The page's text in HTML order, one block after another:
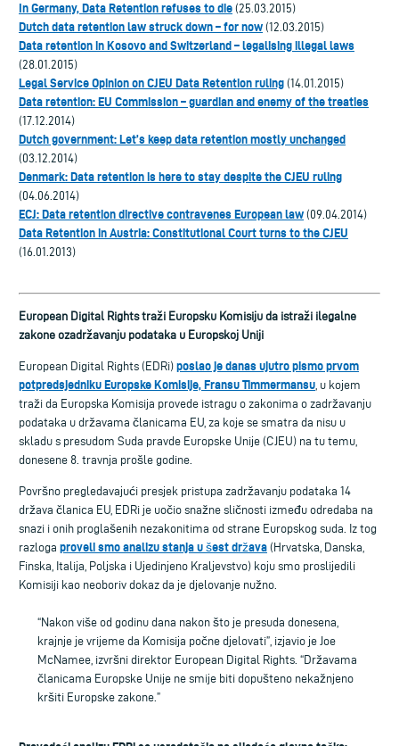
In Germany, Data Retention refuses to die (25.03.2015)
Dutch data retention law struck down – for now (12.03.2015)
Data retention in Kosovo and Switzerland – legalising illegal laws
(28.01.2015)
Legal Service Opinion on CJEU Data Retention ruling (14.01.2015)
Data retention: EU Commission – guardian and enemy of the treaties
(17.12.2014)
Dutch government: Let’s keep data retention mostly unchanged
(03.12.2014)
Denmark: Data retention is here to stay despite the CJEU ruling
(04.06.2014)
ECJ: Data retention directive contravenes European law (09.04.2014)
Data Retention in Austria: Constitutional Court turns to the CJEU
(16.01.2013)
European Digital Rights traži Europsku Komisiju da istraži ilegalne
zakone ozadržavanju podataka u Europskoj Uniji
European Digital Rights (EDRi) poslao je danas ujutro pismo prvom
potpredsjedniku Europske Komisije, Fransu Timmermansu, u kojem
traži da Europska Komisija provede istragu o zakonima o zadržavanju
podataka u državama članicama EU, za koje se smatra da nisu u
skladu s presudom Suda pravde Europske Unije (CJEU) na tu temu,
donesene 8. travnja prošle godine.
Površno pregledavajući presjek pristupa zadržavanju podataka 14
država članica EU, EDRi je uočio snažne sličnosti između odredaba na
snazi i onih proglašenih nezakonitima od strane Europskog suda. Iz tog
razloga proveli smo analizu stanja u šest država (Hrvatska, Danska,
Finska, Italija, Poljska i Ujedinjeno Kraljevstvo) koju smo proslijedili
Komisiji kao neoboriv dokaz da je djelovanje nužno.
“Nakon više od godinu dana nakon što je presuda donesena,
krajnje je vrijeme da Komisija počne djelovati”, izjavio je Joe
McNamee, izvršni direktor European Digital Rights. “Državama
članicama Europske Unije ne smije biti dopušteno nekažnjeno
kršiti Europske zakone.”